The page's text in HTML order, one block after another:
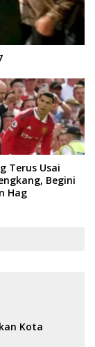
Terus Usai
Begini
Hag
Kota